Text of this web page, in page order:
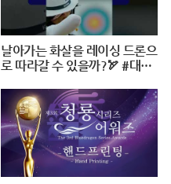
날아가는 화살을 레이싱 드론으
로 따라갈 수 있을까?🏹 #대작
궁 #다큐 #shorts #240724저
녁7시40분 #KBS1TV